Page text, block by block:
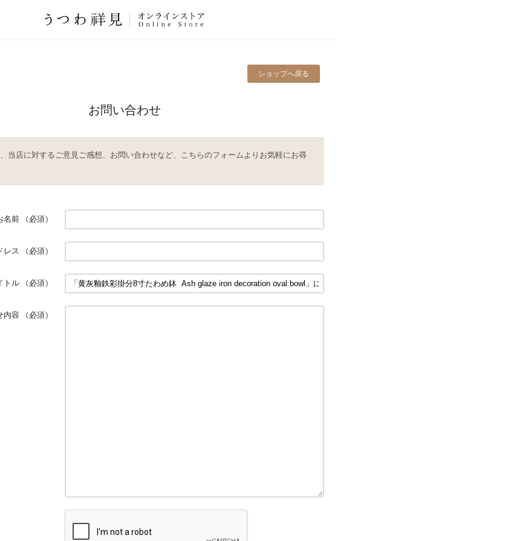
ショップへ戻る
お問い合わせ
当店に対するご意見ご感想、お問い合わせなど、こちらのフォームよりお気軽にお尋
名前 （必須）
レス （必須）
トル （必須）
内容 （必須）